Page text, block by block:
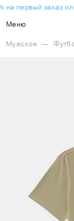
на первый заказ
Меню
Мужское —